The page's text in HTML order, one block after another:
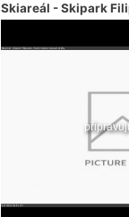
Skiareál - Skipark